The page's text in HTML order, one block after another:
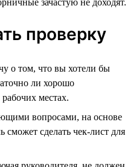
проверку
о том, что вы хотели бы
ли хорошо
местах.
вопросами, на основе
сможет сделать чек-лист для